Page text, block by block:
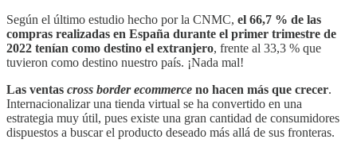
Según el último estudio hecho por la CNMC, el 66,7 % de las
compras realizadas en España durante el primer trimestre de
2022 tenían como destino el extranjero, frente al 33,3 % que
tuvieron como destino nuestro país. ¡Nada mal!
Las ventas cross border ecommerce no hacen más que crecer.
Internacionalizar una tienda virtual se ha convertido en una
estrategia muy útil, pues existe una gran cantidad de consumidores
dispuestos a buscar el producto deseado más allá de sus fronteras.